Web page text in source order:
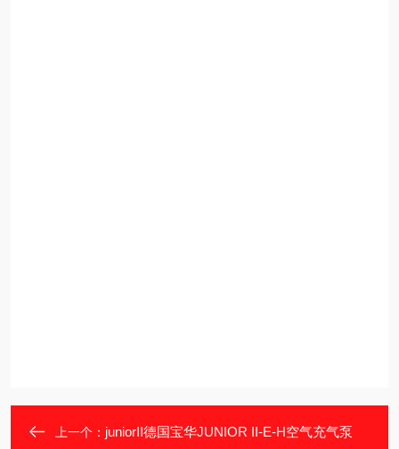
上一个： juniorII德国宝华JUNIOR II-E-H空气充气泵